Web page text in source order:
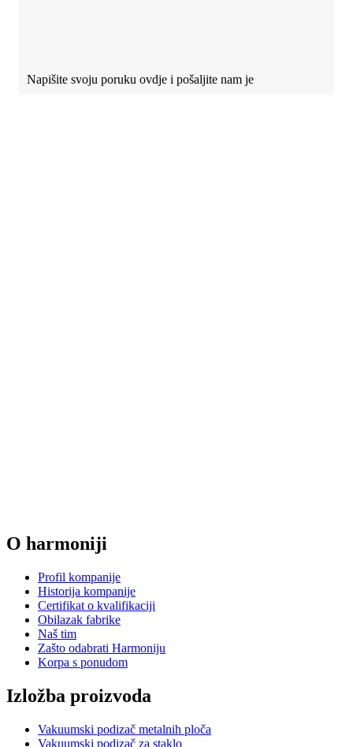
Napišite svoju poruku ovdje i pošaljite nam je
O harmoniji
Profil kompanije
Historija kompanije
Certifikat o kvalifikaciji
Obilazak fabrike
Naš tim
Zašto odabrati Harmoniju
Korpa s ponudom
Izložba proizvoda
Vakuumski podizač metalnih ploča
Vakuumski podizač za staklo